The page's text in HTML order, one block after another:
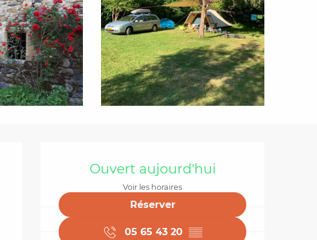
Ouverture et
Ouvert aujourd'hui
Voir les horaires
Réserver
05 65 43 20 ▒▒